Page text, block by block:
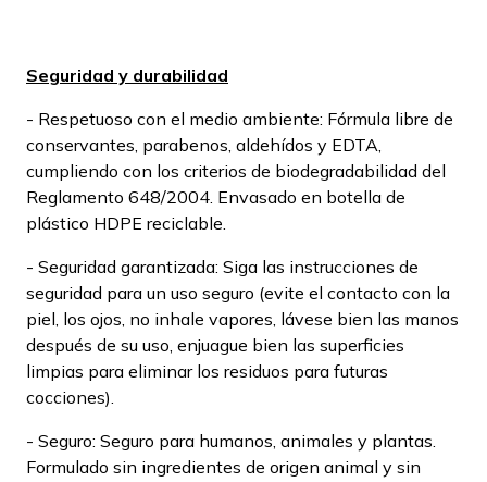
Seguridad y durabilidad
- Respetuoso con el medio ambiente: Fórmula libre de
conservantes, parabenos, aldehídos y EDTA,
cumpliendo con los criterios de biodegradabilidad del
Reglamento 648/2004. Envasado en botella de
plástico HDPE reciclable.
- Seguridad garantizada: Siga las instrucciones de
seguridad para un uso seguro (evite el contacto con la
piel, los ojos, no inhale vapores, lávese bien las manos
después de su uso, enjuague bien las superficies
limpias para eliminar los residuos para futuras
cocciones).
- Seguro: Seguro para humanos, animales y plantas.
Formulado sin ingredientes de origen animal y sin